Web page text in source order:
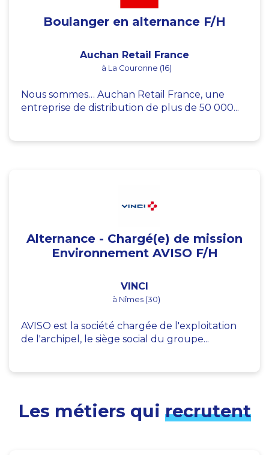
Boulanger en alternance F/H
Auchan Retail France
à La Couronne (16)
Nous sommes… Auchan Retail France, une
entreprise de distribution de plus de 50 000...
Alternance - Chargé(e) de mission
Environnement AVISO F/H
VINCI
à Nîmes (30)
AVISO est la société chargée de l'exploitation
de l'archipel, le siège social du groupe...
Les métiers qui recrutent